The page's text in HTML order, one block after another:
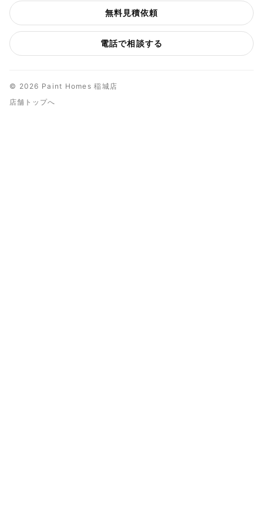
無料見積依頼
電話で相談する
© 2026 Paint Homes 稲城店
店舗トップへ